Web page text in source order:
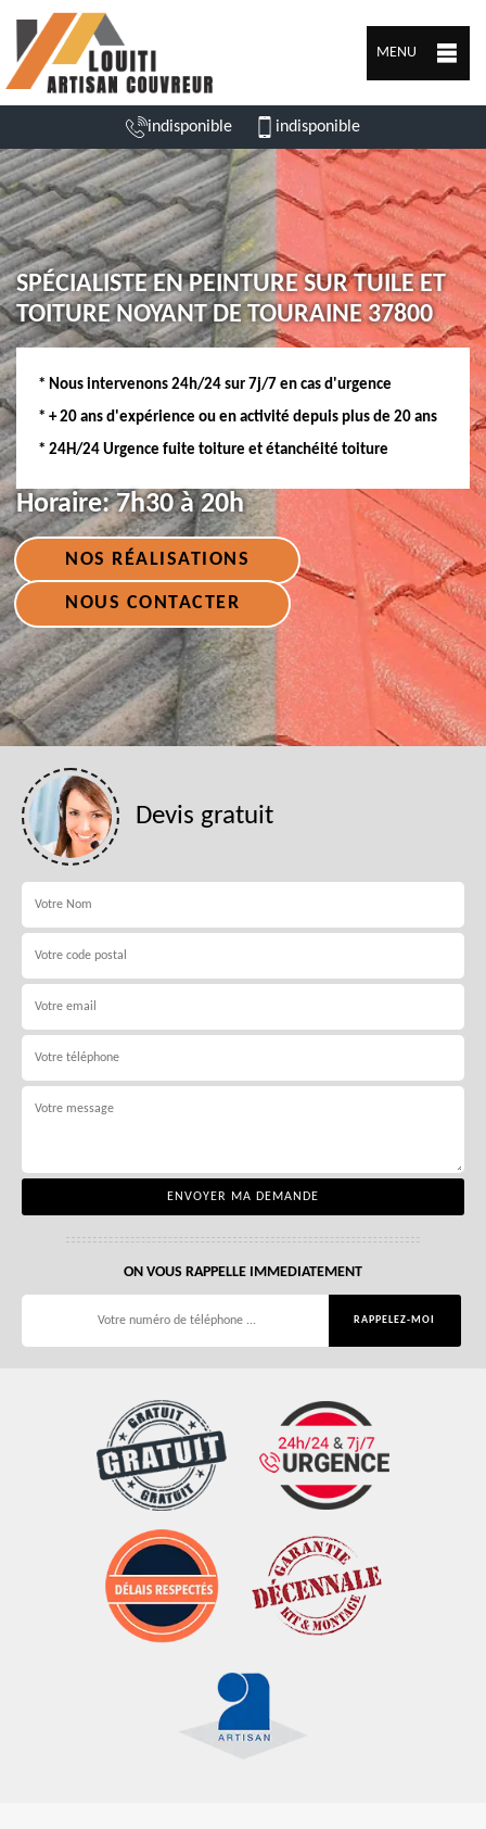
MENU
indisponible indisponible
SPÉCIALISTE EN PEINTURE SUR TUILE ET
TOITURE NOYANT DE TOURAINE 37800
* Nous intervenons 24h/24 sur 7j/7 en cas d'urgence
* + 20 ans d'expérience ou en activité depuis plus de 20 ans
* 24H/24 Urgence fuite toiture et étanchéité toiture
Horaire:7h30 à 20h
NOS RÉALISATIONS
NOUS CONTACTER
Devis gratuit
ON VOUS RAPPELLE IMMEDIATEMENT